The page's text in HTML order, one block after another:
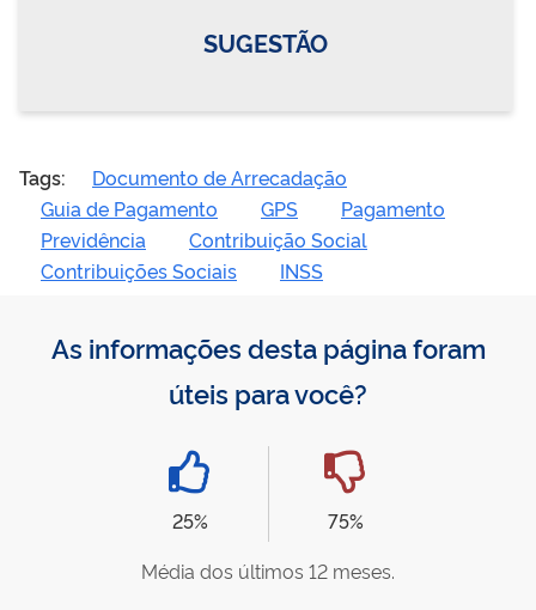
SUGESTÃO
Tags:
Documento de Arrecadação
Guia de Pagamento
GPS
Pagamento
Previdência
Contribuição Social
Contribuições Sociais
INSS
As informações desta página foram
úteis para você?
25%
75%
Média dos últimos 12 meses.